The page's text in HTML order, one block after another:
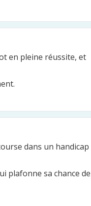
en pleine réussite, et
dans un handicap
plafonne sa chance de